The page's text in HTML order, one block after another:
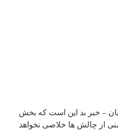
– خبر بد این است که بخش
از چالش ها خلاصی نخواهد